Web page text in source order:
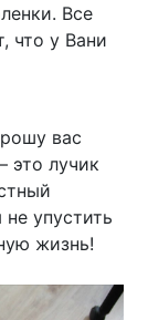
Все
что у Вани
вас
это лучик
упустить
жизнь!